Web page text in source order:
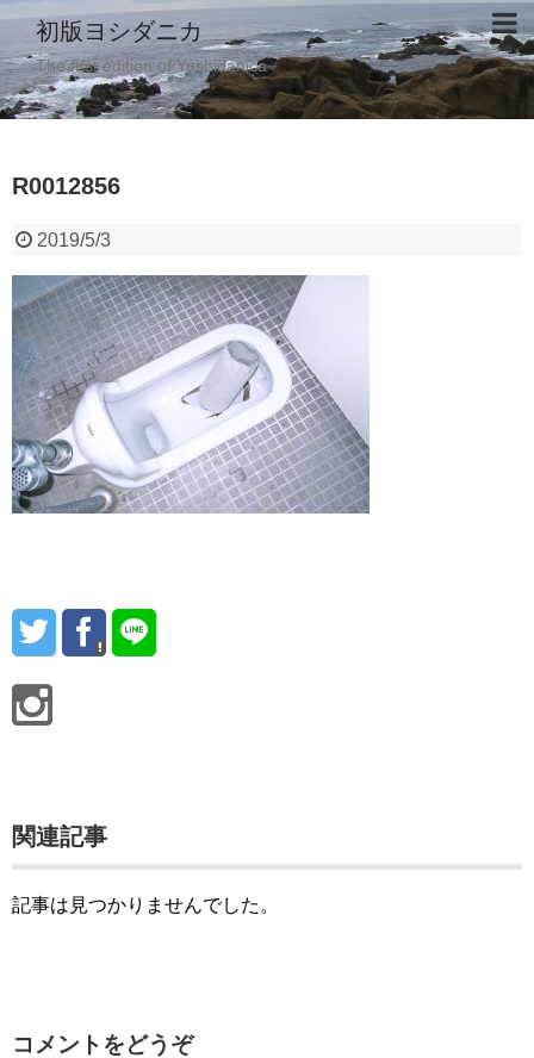
初版ヨシダニカ
The first edition of Yoshidanica
R0012856
2019/5/3
関連記事
記事は見つかりませんでした。
コメントをどうぞ